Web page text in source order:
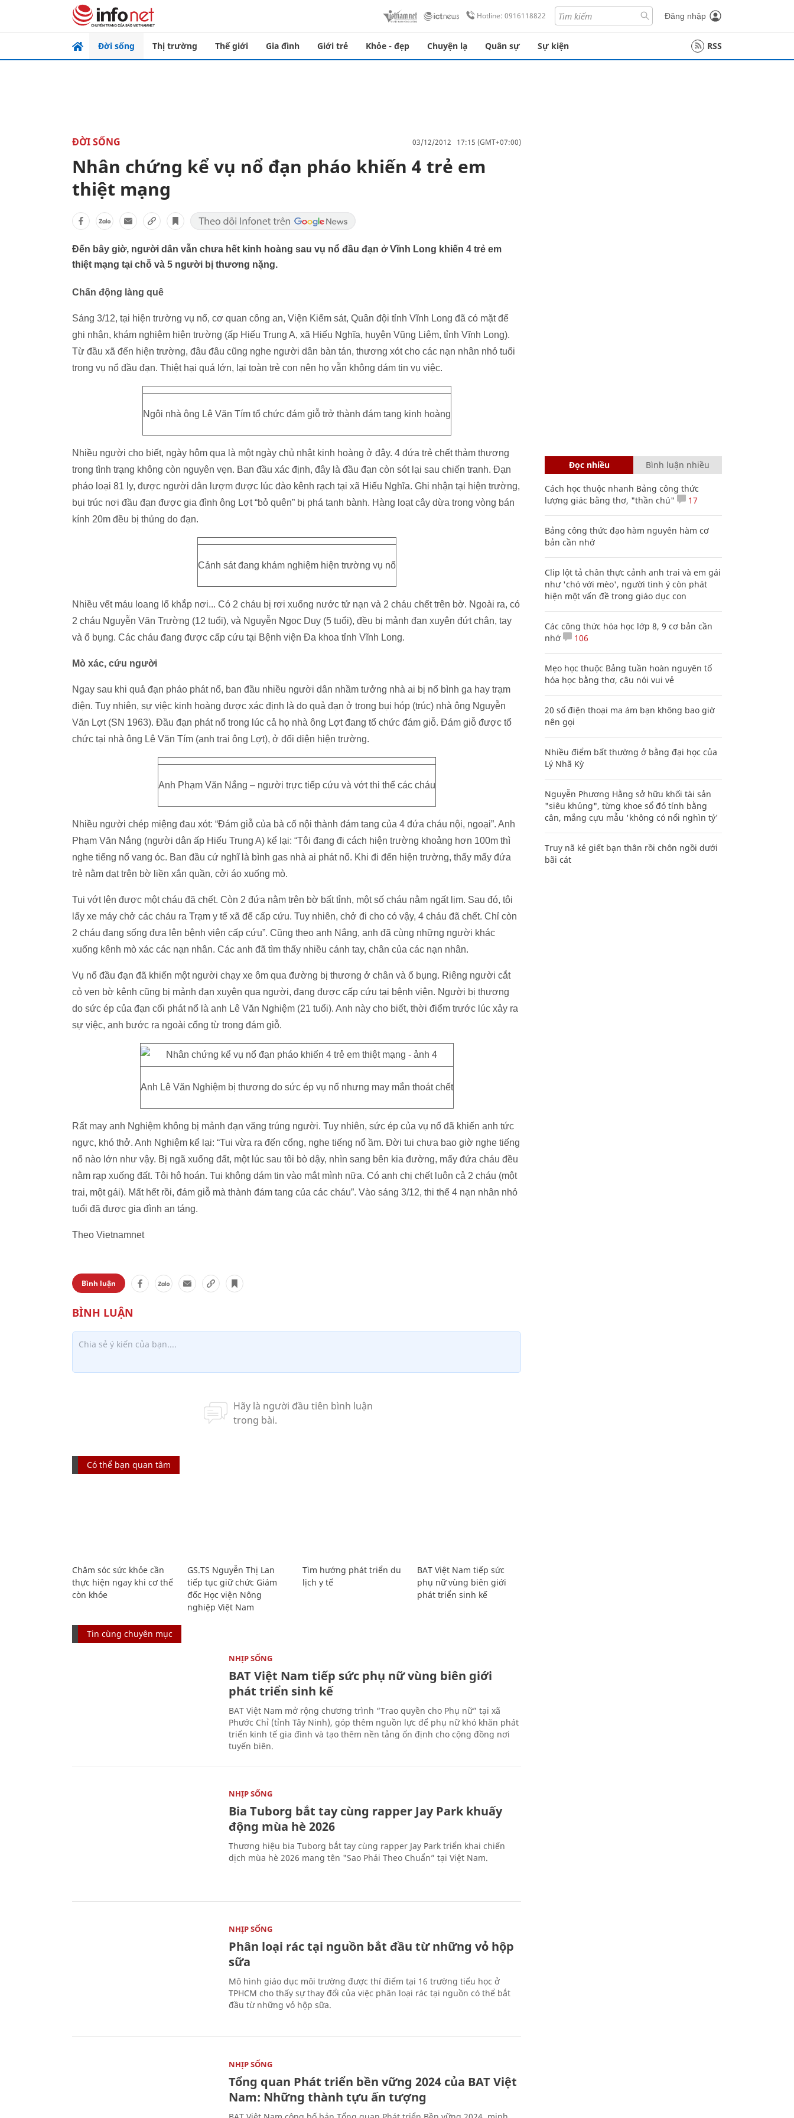
Hotline: 0916118822 Đăng nhập
Đời sống Thị trường Thế giới Gia đình Giới trẻ Khỏe - đẹp Chuyện lạ Quân sự Sự kiện RSS
ĐỜI SỐNG 03/12/2012 17:15 (GMT+07:00)
Nhân chứng kể vụ nổ đạn pháo khiến 4 trẻ em
thiệt mạng
Đến bây giờ, người dân vẫn chưa hết kinh hoàng sau vụ nổ đầu đạn ở Vĩnh Long khiến 4 trẻ em
thiệt mạng tại chỗ và 5 người bị thương nặng.
Chấn động làng quê
Sáng 3/12, tại hiện trường vụ nổ, cơ quan công an, Viện Kiểm sát, Quân đội tỉnh Vĩnh Long đã có mặt để
ghi nhận, khám nghiệm hiện trường (ấp Hiếu Trung A, xã Hiếu Nghĩa, huyện Vũng Liêm, tỉnh Vĩnh Long).
Từ đầu xã đến hiện trường, đâu đâu cũng nghe người dân bàn tán, thương xót cho các nạn nhân nhỏ tuổi
trong vụ nổ đầu đạn. Thiệt hại quá lớn, lại toàn trẻ con nên họ vẫn không dám tin vụ việc.
Ngôi nhà ông Lê Văn Tím tổ chức đám giỗ trở thành đám tang kinh hoàng
Nhiều người cho biết, ngày hôm qua là một ngày chủ nhật kinh hoàng ở đây. 4 đứa trẻ chết thảm thương
trong tình trạng không còn nguyên vẹn. Ban đầu xác định, đây là đầu đạn còn sót lại sau chiến tranh. Đạn
pháo loại 81 ly, được người dân lượm được lúc đào kênh rạch tại xã Hiếu Nghĩa. Ghi nhận tại hiện trường,
bụi trúc nơi đầu đạn được gia đình ông Lợt “bỏ quên” bị phá tanh bành. Hàng loạt cây dừa trong vòng bán
kính 20m đều bị thủng do đạn.
Cảnh sát đang khám nghiệm hiện trường vụ nổ
Nhiều vết máu loang lổ khắp nơi... Có 2 cháu bị rơi xuống nước tử nạn và 2 cháu chết trên bờ. Ngoài ra, có
2 cháu Nguyễn Văn Trường (12 tuổi), và Nguyễn Ngọc Duy (5 tuổi), đều bị mảnh đạn xuyên đứt chân, tay
và ổ bụng. Các cháu đang được cấp cứu tại Bệnh viện Đa khoa tỉnh Vĩnh Long.
Mò xác, cứu người
Ngay sau khi quả đạn pháo phát nổ, ban đầu nhiều người dân nhầm tưởng nhà ai bị nổ bình ga hay trạm
điện. Tuy nhiên, sự việc kinh hoàng được xác định là do quả đạn ở trong bụi hóp (trúc) nhà ông Nguyễn
Văn Lợt (SN 1963). Đầu đạn phát nổ trong lúc cả họ nhà ông Lợt đang tổ chức đám giỗ. Đám giỗ được tổ
chức tại nhà ông Lê Văn Tím (anh trai ông Lợt), ở đối diện hiện trường.
Anh Phạm Văn Nắng – người trực tiếp cứu và vớt thi thể các cháu
Nhiều người chép miệng đau xót: “Đám giỗ của bà cố nội thành đám tang của 4 đứa cháu nội, ngoại”. Anh
Phạm Văn Nắng (người dân ấp Hiếu Trung A) kể lại: “Tôi đang đi cách hiện trường khoảng hơn 100m thì
nghe tiếng nổ vang óc. Ban đầu cứ nghĩ là bình gas nhà ai phát nổ. Khi đi đến hiện trường, thấy mấy đứa
trẻ nằm dạt trên bờ liền xắn quần, cởi áo xuống mò.
Tui vớt lên được một cháu đã chết. Còn 2 đứa nằm trên bờ bất tỉnh, một số cháu nằm ngất lịm. Sau đó, tôi
lấy xe máy chở các cháu ra Trạm y tế xã để cấp cứu. Tuy nhiên, chở đi cho có vậy, 4 cháu đã chết. Chỉ còn
2 cháu đang sống đưa lên bệnh viện cấp cứu”. Cũng theo anh Nắng, anh đã cùng những người khác
xuống kênh mò xác các nạn nhân. Các anh đã tìm thấy nhiều cánh tay, chân của các nạn nhân.
Vụ nổ đầu đạn đã khiến một người chạy xe ôm qua đường bị thương ở chân và ổ bụng. Riêng người cắt
cỏ ven bờ kênh cũng bị mảnh đạn xuyên qua người, đang được cấp cứu tại bệnh viện. Người bị thương
do sức ép của đạn cối phát nổ là anh Lê Văn Nghiệm (21 tuổi). Anh này cho biết, thời điểm trước lúc xảy ra
sự việc, anh bước ra ngoài cổng từ trong đám giỗ.
Anh Lê Văn Nghiệm bị thương do sức ép vụ nổ nhưng may mắn thoát chết
Rất may anh Nghiệm không bị mảnh đạn văng trúng người. Tuy nhiên, sức ép của vụ nổ đã khiến anh tức
ngực, khó thở. Anh Nghiệm kể lại: “Tui vừa ra đến cổng, nghe tiếng nổ ầm. Đời tui chưa bao giờ nghe tiếng
nổ nào lớn như vậy. Bị ngã xuống đất, một lúc sau tôi bò dậy, nhìn sang bên kia đường, mấy đứa cháu đều
nằm rạp xuống đất. Tôi hô hoán. Tui không dám tin vào mắt mình nữa. Có anh chị chết luôn cả 2 cháu (một
trai, một gái). Mất hết rồi, đám giỗ mà thành đám tang của các cháu”. Vào sáng 3/12, thi thể 4 nạn nhân nhỏ
tuổi đã được gia đình an táng.
Theo Vietnamnet
Bình luận
Có thể bạn quan tâm
Chăm sóc sức khỏe cần
thực hiện ngay khi cơ thể
còn khỏe
GS.TS Nguyễn Thị Lan
tiếp tục giữ chức Giám
đốc Học viện Nông
nghiệp Việt Nam
Tìm hướng phát triển du
lịch y tế
BAT Việt Nam tiếp sức
phụ nữ vùng biên giới
phát triển sinh kế
Tin cùng chuyên mục
NHỊP SỐNG
BAT Việt Nam tiếp sức phụ nữ vùng biên giới
phát triển sinh kế
BAT Việt Nam mở rộng chương trình “Trao quyền cho Phụ nữ” tại xã
Phước Chỉ (tỉnh Tây Ninh), góp thêm nguồn lực để phụ nữ khó khăn phát
triển kinh tế gia đình và tạo thêm nền tảng ổn định cho cộng đồng nơi
tuyến biên.
NHỊP SỐNG
Bia Tuborg bắt tay cùng rapper Jay Park khuấy
động mùa hè 2026
Thương hiệu bia Tuborg bắt tay cùng rapper Jay Park triển khai chiến
dịch mùa hè 2026 mang tên "Sao Phải Theo Chuẩn” tại Việt Nam.
NHỊP SỐNG
Phân loại rác tại nguồn bắt đầu từ những vỏ hộp
sữa
Mô hình giáo dục môi trường được thí điểm tại 16 trường tiểu học ở
TPHCM cho thấy sự thay đổi của việc phân loại rác tại nguồn có thể bắt
đầu từ những vỏ hộp sữa.
NHỊP SỐNG
Tổng quan Phát triển bền vững 2024 của BAT Việt
Nam: Những thành tựu ấn tượng
Đọc nhiều Bình luận nhiều
Cách học thuộc nhanh Bảng công thức
lượng giác bằng thơ, "thần chú"
17
Bảng công thức đạo hàm nguyên hàm cơ
bản cần nhớ
Clip lột tả chân thực cảnh anh trai và em gái
như 'chó với mèo', người tinh ý còn phát
hiện một vấn đề trong giáo dục con
Các công thức hóa học lớp 8, 9 cơ bản cần
nhớ
106
Mẹo học thuộc Bảng tuần hoàn nguyên tố
hóa học bằng thơ, câu nói vui vẻ
20 số điện thoại ma ám bạn không bao giờ
nên gọi
Nhiều điểm bất thường ở bằng đại học của
Lý Nhã Kỳ
Nguyễn Phương Hằng sở hữu khối tài sản
"siêu khủng", từng khoe sổ đỏ tính bằng
cân, mắng cựu mẫu 'không có nổi nghìn tỷ'
Truy nã kẻ giết bạn thân rồi chôn ngồi dưới
bãi cát